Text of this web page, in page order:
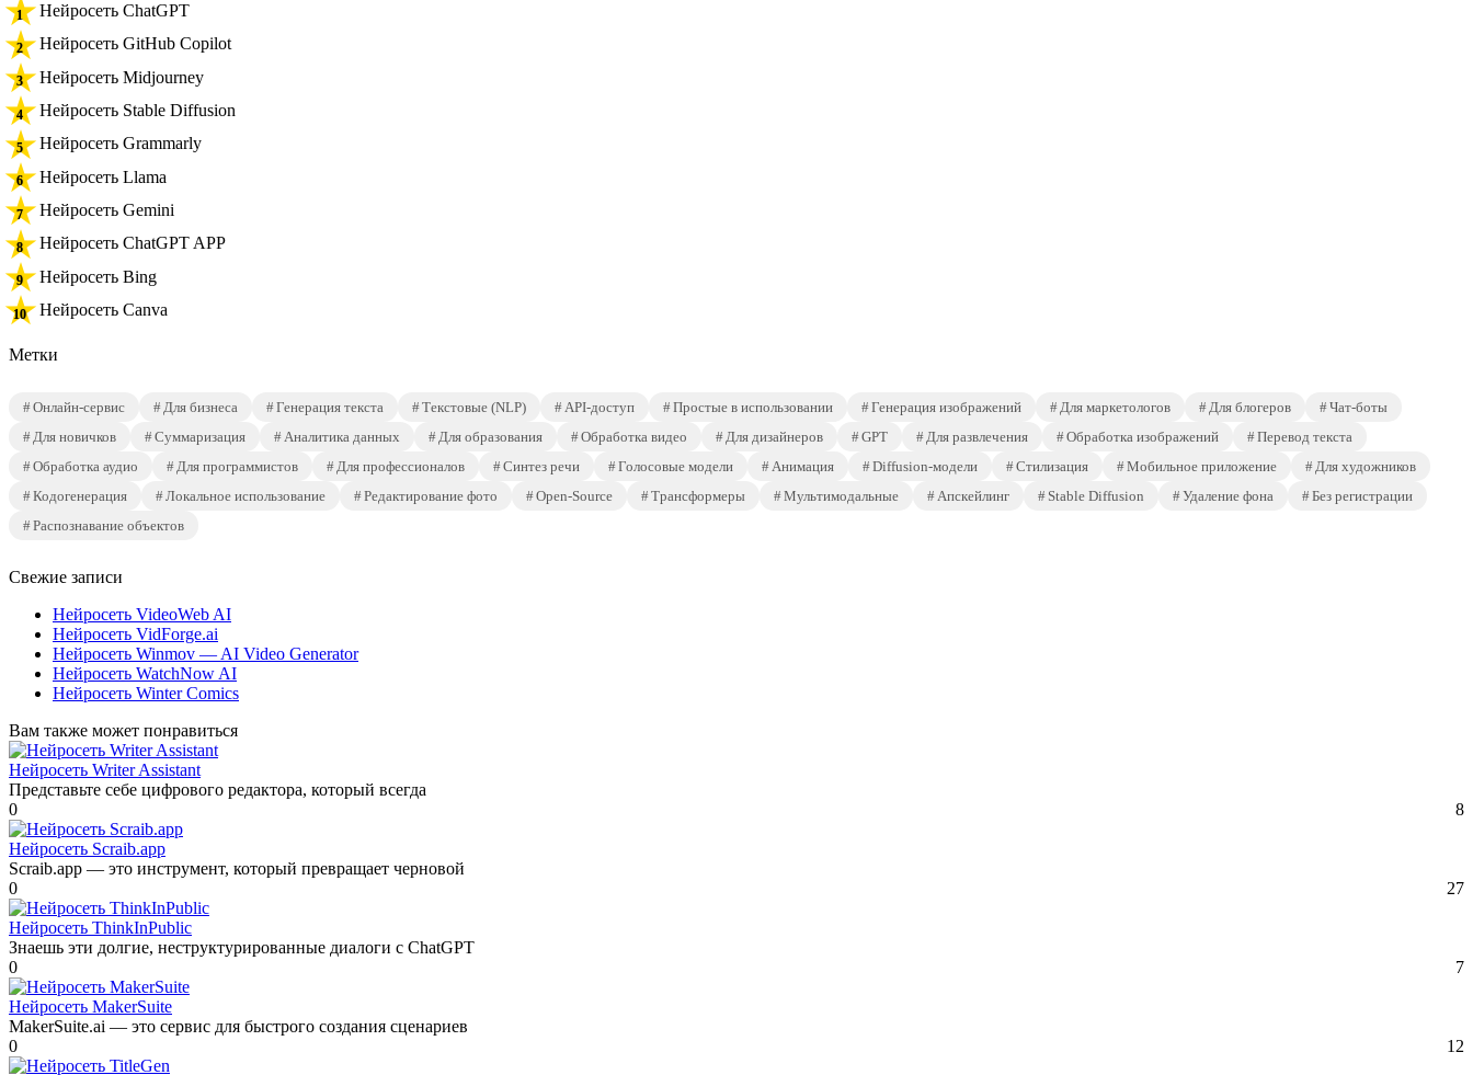
Нейросеть ChatGPT
Нейросеть GitHub Copilot
Нейросеть Midjourney
Нейросеть Stable Diffusion
Нейросеть Grammarly
Нейросеть Llama
Нейросеть Gemini
Нейросеть ChatGPT APP
Нейросеть Bing
Нейросеть Canva
Метки
Онлайн-сервис Для бизнеса Генерация текста Текстовые (NLP) API-доступ Простые в использовании Генерация изображений Для маркетологов Для блогеров
Чат-боты
Для новичков
Суммаризация Аналитика данных Для образования Обработка видео Для дизайнеров GPT Для развлечения Обработка изображений
Перевод текста
Обработка аудио
Для программистов Для профессионалов Синтез речи Голосовые модели Анимация Diffusion-модели Стилизация Мобильное приложение
Для художников
Кодогенерация
Локальное использование Редактирование фото Open-Source Трансформеры Мультимодальные Апскейлинг Stable Diffusion Удаление фона
Без регистрации
Распознавание объектов
Свежие записи
Нейросеть VideoWeb AI
Нейросеть VidForge.ai
Нейросеть Winmov — AI Video Generator
Нейросеть WatchNow AI
Нейросеть Winter Comics
Вам также может понравиться
Нейросеть Writer Assistant
Представьте себе цифрового редактора, который всегда
0
8
Нейросеть Scraib.app
Scraib.app — это инструмент, который превращает черновой
0
27
Нейросеть ThinkInPublic
Знаешь эти долгие, неструктурированные диалоги с ChatGPT
0
7
Нейросеть MakerSuite
MakerSuite.ai — это сервис для быстрого создания сценариев
0
12